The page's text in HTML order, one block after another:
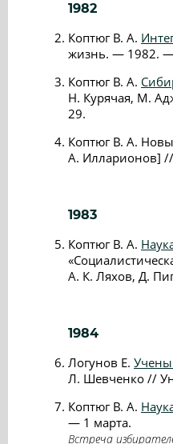
1982
Коптюг В. А.
жизнь. — 1982. —
Коптюг В. А.
Н. Курячая, М.
29.
Коптюг В. А.
А. Илларионов]
1983
Коптюг В. А.
А. К. Ляхов, Д.
1984
Логунов Е.
Л. Шевченко //
Коптюг В. А.
— 1 марта.
Встреча